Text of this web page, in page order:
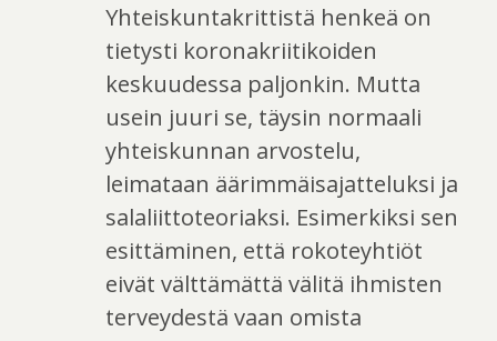
Yhteiskuntakrittistä henkeä on
tietysti koronakriitikoiden
keskuudessa paljonkin. Mutta
usein juuri se, täysin normaali
yhteiskunnan arvostelu,
leimataan äärimmäisajatteluksi ja
salaliittoteoriaksi. Esimerkiksi sen
esittäminen, että rokoteyhtiöt
eivät välttämättä välitä ihmisten
terveydestä vaan omista